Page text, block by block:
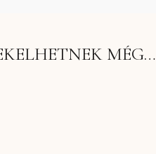
MÉG…